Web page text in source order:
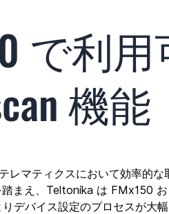
で利
機能
レマティクスにおいて効率的な
まえ、Teltonika は FMx150
りデバイス設定のプロセスが大